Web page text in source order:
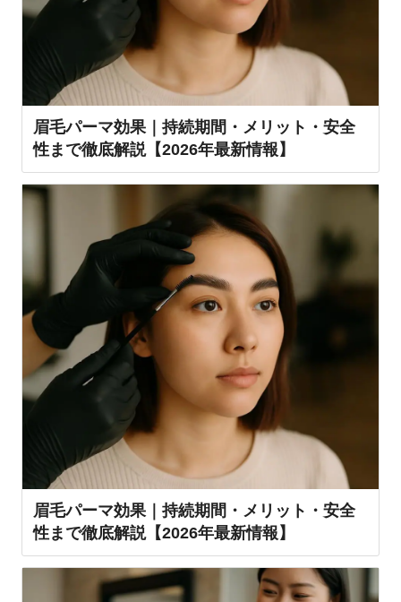
眉毛パーマ効果｜持続期間・メリット・安全
性まで徹底解説【2026年最新情報】
眉毛パーマ効果｜持続期間・メリット・安全
性まで徹底解説【2026年最新情報】